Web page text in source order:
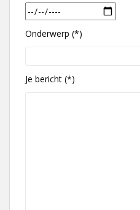
Onderwerp (*)
Je bericht (*)